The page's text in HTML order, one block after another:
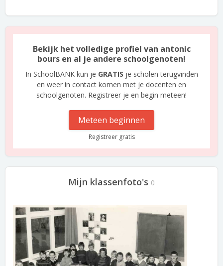
Bekijk het volledige profiel van antonic
bours en al je andere schoolgenoten!
In SchoolBANK kun je GRATIS je scholen terugvinden
en weer in contact komen met je docenten en
schoolgenoten. Registreer je en begin meteen!
Meteen beginnen
Registreer gratis
Mijn klassenfoto's 0